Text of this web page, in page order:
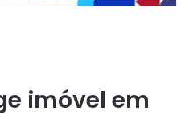
imóvel em